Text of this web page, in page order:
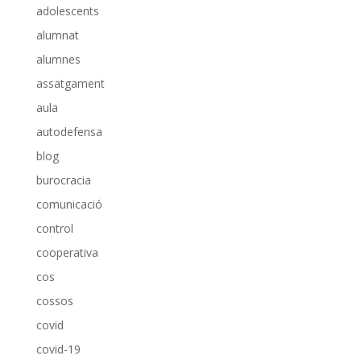
adolescents
alumnat
alumnes
assatgament
aula
autodefensa
blog
burocracia
comunicació
control
cooperativa
cos
cossos
covid
covid-19